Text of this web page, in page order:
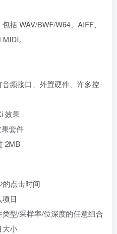
括 WAV/BWF/W64、AIFF、
。
频接口、外置硬件、许多控
效果
套件
2MB
的点击时间
目
型/采样率/位深度的任意组合
大小